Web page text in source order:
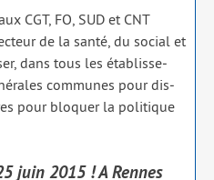
CGT, FO, SUD et CNT
de la san­té, du social et
dans tous les éta­blis­se­
com­munes pour dis­
pour blo­quer la poli­tique
juin 2015 ! A Rennes